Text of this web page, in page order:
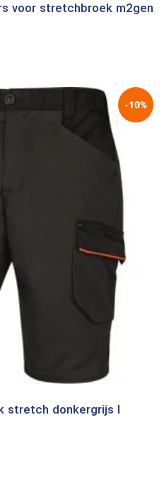
voor stretchbroek m2gen
-10%
stretch donkergrijs l